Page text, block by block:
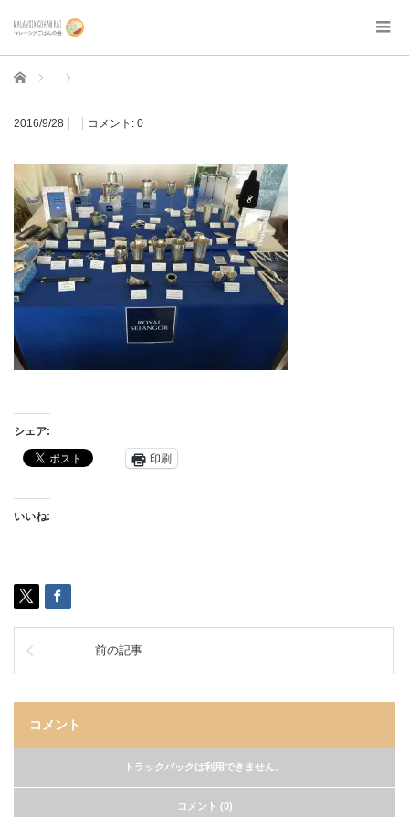
ホーム
2016/9/28 コメント: 0
シェア:
印刷
いいね:
前の記事
コメント
トラックバックは利用できません。
コメント (0)